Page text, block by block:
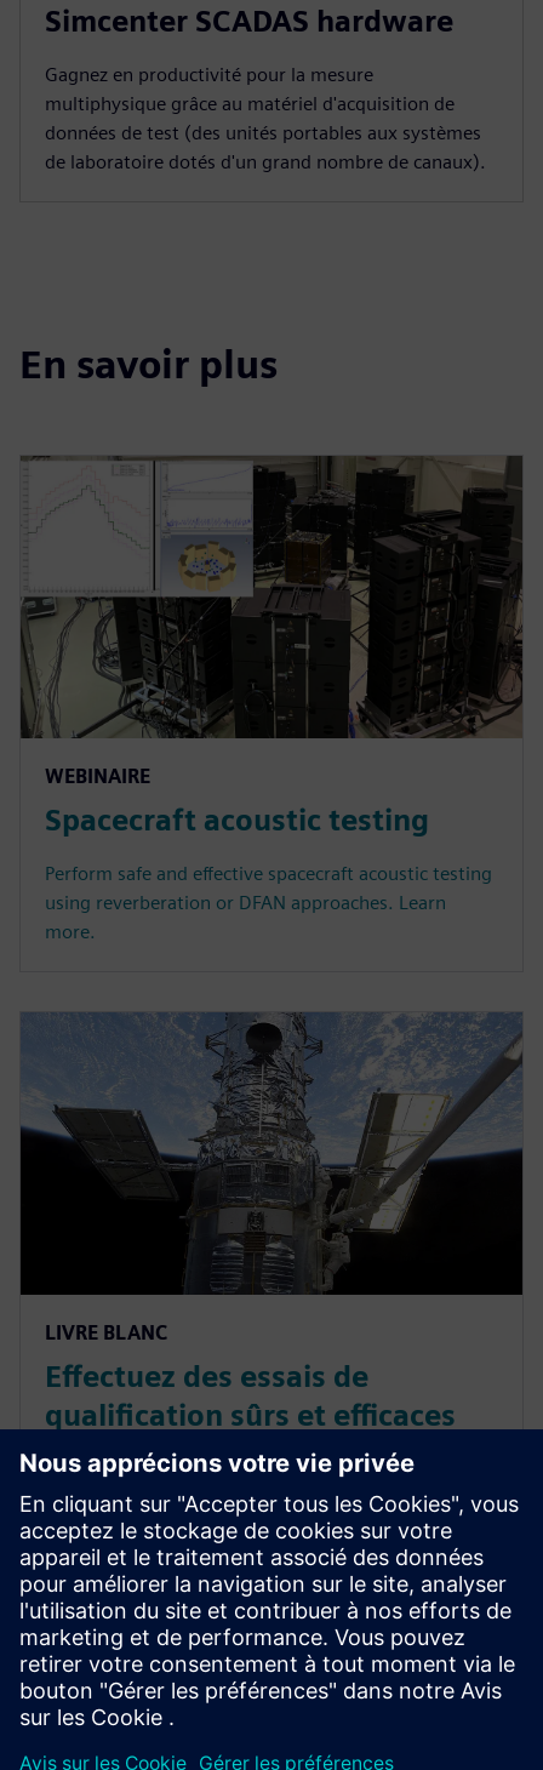
Simcenter SCADAS hardware
Gagnez en productivité pour la mesure
multiphysique grâce au matériel d'acquisition de
données de test (des unités portables aux systèmes
de laboratoire dotés d'un grand nombre de canaux).
En savoir plus
WEBINAIRE
Spacecraft acoustic testing
Perform safe and effective spacecraft acoustic testing
using reverberation or DFAN approaches. Learn
more.
LIVRE BLANC
Effectuez des essais de
qualification sûrs et efficaces
dans le domaine spatial
Optimisez et réduisez les risques des essais de
qualification spatiale, acoustiques, et de vibration des
satellites, entre autres. Découvrez les approches
novatrices et éprouvées du secteur pour remporter la
course à l'espace.